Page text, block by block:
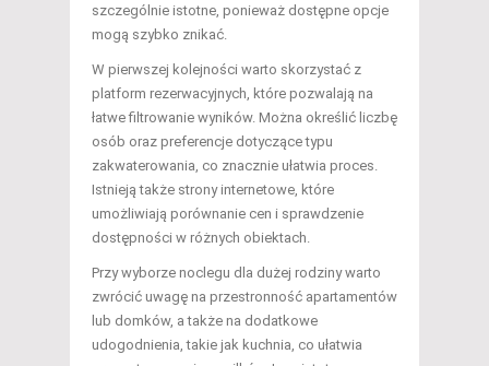
szczególnie istotne, ponieważ dostępne opcje
mogą szybko znikać.
W pierwszej kolejności warto skorzystać z
platform rezerwacyjnych, które pozwalają na
łatwe filtrowanie wyników. Można określić liczbę
osób oraz preferencje dotyczące typu
zakwaterowania, co znacznie ułatwia proces.
Istnieją także strony internetowe, które
umożliwiają porównanie cen i sprawdzenie
dostępności w różnych obiektach.
Przy wyborze noclegu dla dużej rodziny warto
zwrócić uwagę na przestronność apartamentów
lub domków, a także na dodatkowe
udogodnienia, takie jak kuchnia, co ułatwia